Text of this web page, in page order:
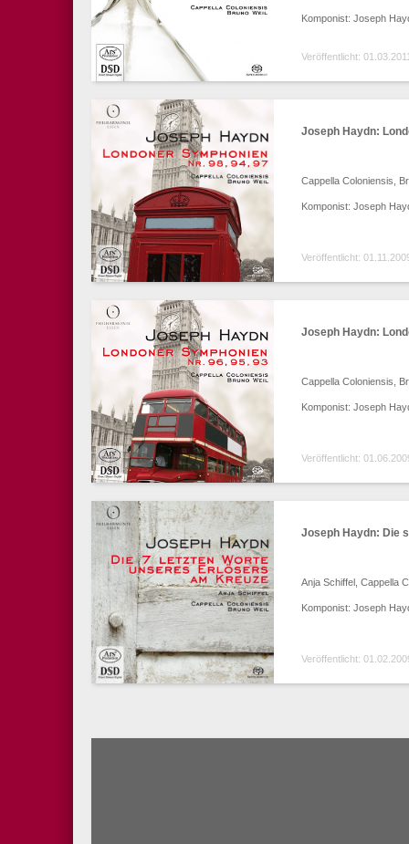
Komponist: Joseph
Veröffentlicht:
Joseph Haydn:
Cappella Coloniensis,
Komponist: Joseph
Veröffentlicht:
Joseph Haydn:
Cappella Coloniensis,
Komponist: Joseph
Veröffentlicht:
Joseph Haydn: Die
Anja Schiffel, Cappella
Komponist: Joseph
Veröffentlicht: